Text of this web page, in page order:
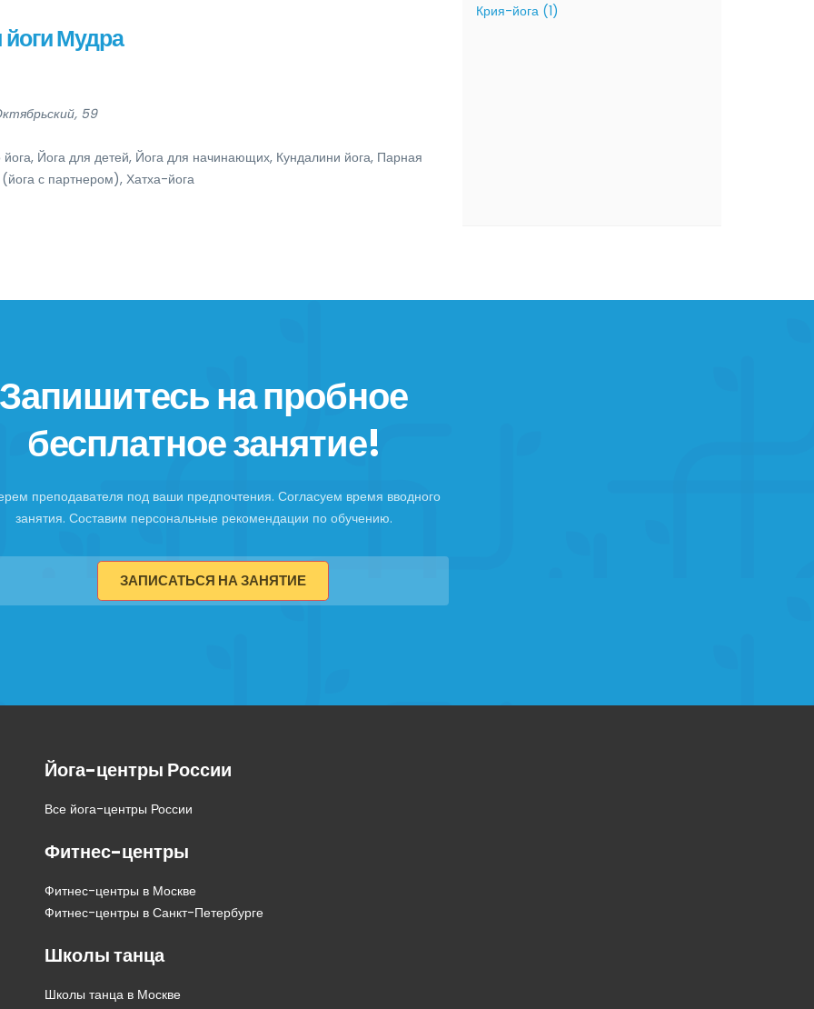
Мудра
59
йога, Йога для детей, Йога для начинающих, Кундалини йога, Парная
(йога с партнером), Хатха-йога
Крия-йога (1)
Запишитесь на пробное
бесплатное занятие!
преподавателя под ваши предпочтения. Согласуем время вводного
занятия. Составим персональные рекомендации по обучению.
ЗАПИСАТЬСЯ НА ЗАНЯТИЕ
Йога-центры России
Все йога-центры России
Фитнес-центры
Фитнес-центры в Москве
Фитнес-центры в Санкт-Петербурге
Школы танца
Школы танца в Москве